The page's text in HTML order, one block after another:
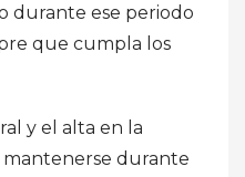
durante ese periodo
que cumpla los
y el alta en la
durante